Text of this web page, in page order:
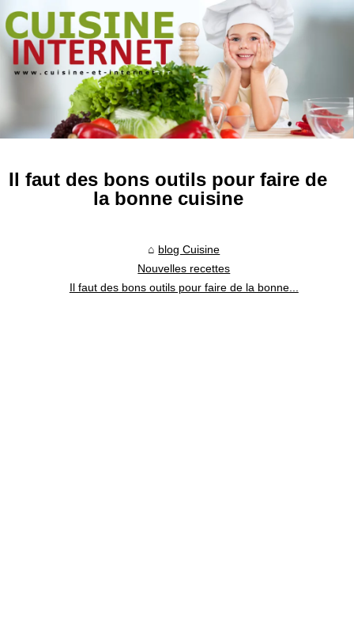
Il faut des bons outils pour faire de
la bonne cuisine
blog Cuisine
Nouvelles recettes
Il faut des bons outils pour faire de la bonne...